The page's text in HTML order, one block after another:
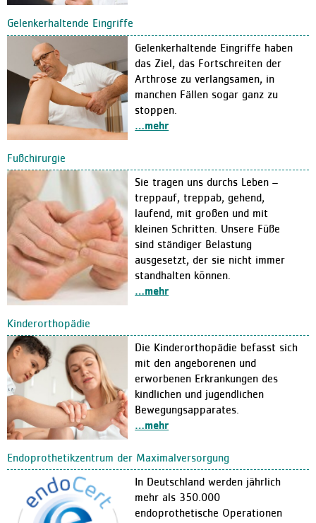
Gelenkerhaltende Eingriffe
Gelenkerhaltende Eingriffe haben
das Ziel, das Fortschreiten der
Arthrose zu verlangsamen, in
manchen Fällen sogar ganz zu
stoppen.
…mehr
Fußchirurgie
Sie tragen uns durchs Leben –
treppauf, treppab, gehend,
laufend, mit großen und mit
kleinen Schritten. Unsere Füße
sind ständiger Belastung
ausgesetzt, der sie nicht immer
standhalten können.
…mehr
Kinderorthopädie
Die Kinderorthopädie befasst sich
mit den angeborenen und
erworbenen Erkrankungen des
kindlichen und jugendlichen
Bewegungsapparates.
…mehr
Endoprothetikzentrum der Maximalversorgung
In Deutschland werden jährlich
mehr als 350.000
endoprothetische Operationen
Klinik
Klinikleitung
Leitbild
Daten und Fakten
Hygiene
Bewegungszentrum activo
Kooperationen
Aktuelles
Meldungen
Karriere
Freie Stellen
Ausbildung in der Pflege
Kontakt
Facebook